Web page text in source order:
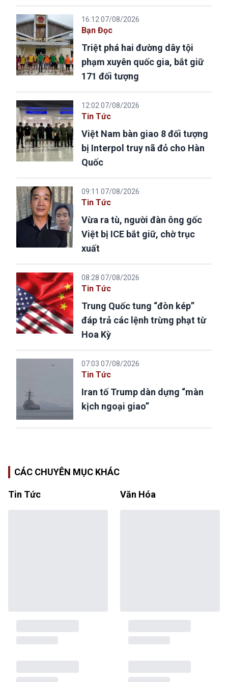
16:12 07/08/2026
Bạn Đọc
Triệt phá hai đường dây tội
phạm xuyên quốc gia, bắt giữ
171 đối tượng
12:02 07/08/2026
Tin Tức
Việt Nam bàn giao 8 đối tượng
bị Interpol truy nã đỏ cho Hàn
Quốc
09:11 07/08/2026
Tin Tức
Vừa ra tù, người đàn ông gốc
Việt bị ICE bắt giữ, chờ trục
xuất
08:28 07/08/2026
Tin Tức
Trung Quốc tung “đòn kép”
đáp trả các lệnh trừng phạt từ
Hoa Kỳ
07:03 07/08/2026
Tin Tức
Iran tố Trump dàn dựng “màn
kịch ngoại giao”
CÁC CHUYÊN MỤC KHÁC
Tin Tức Văn Hóa